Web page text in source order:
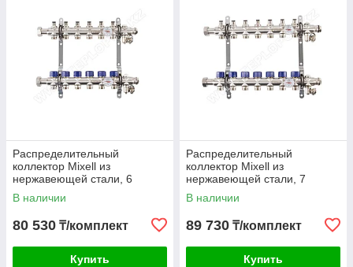
Распределительный
коллектор Mixell из
нержавеющей стали, 6
контуров
В наличии
80 530 ₸/комплект
Купить
Распределительный
коллектор Mixell из
нержавеющей стали, 7
контуров
В наличии
89 730 ₸/комплект
Купить